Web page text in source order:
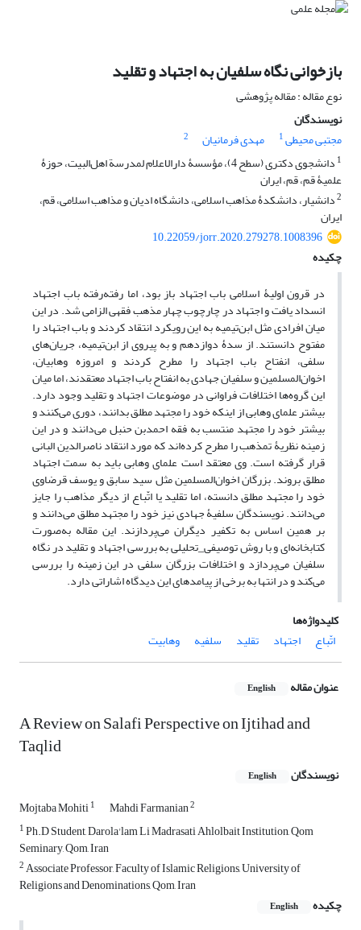
بازخوانی نگاه سلفیان به اجتهاد و تقلید
نوع مقاله : مقاله پژوهشی
نویسندگان
مجتبی محیطی1 مهدی فرمانیان
2
1
دانشجوی دکتری (سطح 4)، مؤسسۀ دارالاعلام لمدرسة اهل‌البیت، حوزۀ
علمیۀ قم، قم، ایران
2دانشیار، دانشکدۀ مذاهب اسلامی، دانشگاه ادیان و مذاهب اسلامی، قم،
ایران
10.22059/jorr.2020.279278.1008396
چکیده
در قرون اولیۀ اسلامی باب اجتهاد باز بود، اما رفته‌رفته باب اجتهاد
انسداد یافت و اجتهاد در چارچوب چهار مذهب فقهی الزامی‌ شد. در این
میان افرادی مثل ابن‌تیمیه به این رویکرد انتقاد کردند و باب اجتهاد را
مفتوح دانستند. از سدۀ دوازدهم و به پیروی از ابن‌تیمیه، جریان‌های
سلفی، انفتاح باب اجتهاد را مطرح کردند و امروزه وهابیان،
اخوان‌المسلمین و سلفیان جهادی به انفتاح باب اجتهاد معتقدند، اما میان
این گروه‌ها اختلافات فراوانی در موضوعات اجتهاد و تقلید وجود دارد.
بیشتر علمای وهابی از اینکه خود را مجتهد مطلق بدانند، دوری می‌کنند و
بیشتر خود را مجتهد منتسب به فقه احمدبن حنبل می‌دانند و در این
زمینه نظریۀ تمذهب را مطرح کرده‌اند که مورد انتقاد ناصرالدین البانی
قرار گرفته است. وی معتقد است علمای وهابی باید به سمت اجتهاد
مطلق بروند. بزرگان اخوان‌المسلمین مثل سید سابق و یوسف قرضاوی
خود را مجتهد مطلق دانسته، اما تقلید یا اتّباع از دیگر مذاهب را جایز
می‌دانند. نویسندگان سلفیۀ جهادی نیز خود را مجتهد مطلق می‌دانند و
بر همین اساس به تکفیر دیگران می‌پردازند. این مقاله به‌صورت
کتابخانه‌ای و با روش توصیفی_تحلیلی به بررسی اجتهاد و تقلید در نگاه
سلفیان می‌پردازد و اختلافات بزرگان سلفی در این زمینه را بررسی
می‌کند و در انتها به برخی از پیامدهای این دیدگاه اشاراتی دارد.
کلیدواژه‌ها
اتّباع
اجتهاد تقلید سلفیه وهابیت
عنوان مقاله English
A Review on Salafi Perspective on Ijtihad and
Taqlid
نویسندگان English
Mojtaba Mohiti1 Mahdi Farmanian2
1Ph.D Student, Darola'lam Li Madrasati Ahlolbait Institution, Qom
Seminary, Qom, Iran
2Associate Professor, Faculty of Islamic Religions, University of
Religions and Denominations, Qom, Iran
چکیده
English